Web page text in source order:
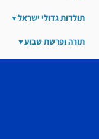
תולדות גדולי ישראל
תורה ופרשת שבוע